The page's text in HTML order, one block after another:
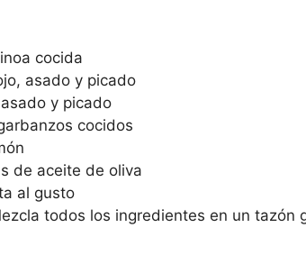
cocida
asado y picado
y picado
cocidos
de aceite de oliva
al gusto
todos los ingredientes en un tazón